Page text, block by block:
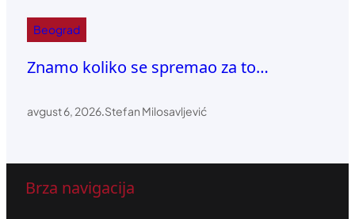
Beograd
Znamo koliko se spremao za to…
avgust 6, 2026.Stefan Milosavljević
Brza navigacija